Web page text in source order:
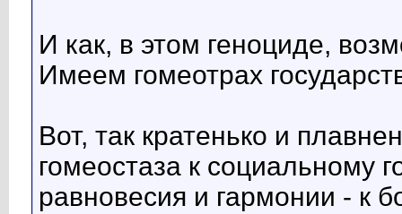
И как, в этом геноциде,
Имеем гомеотрах
Вот, так кратенько и
гомеостаза к социальному
равновесия и гармонии - к